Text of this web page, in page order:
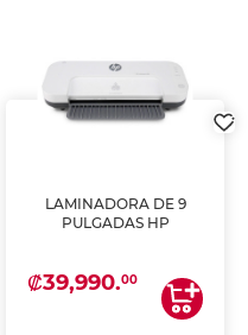
LAMINADORA DE 9
PULGADAS HP
₡39,990.00